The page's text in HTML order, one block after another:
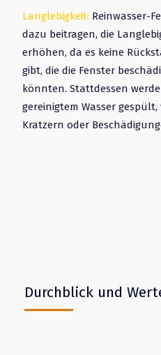
Durchblick und
Langlebigkeit: Reinwasser-
dazu beitragen, die
erhöhen, da es keine
gibt, die die Fenster
könnten. Stattdessen
gereinigtem Wasser gespült,
Kratzern oder